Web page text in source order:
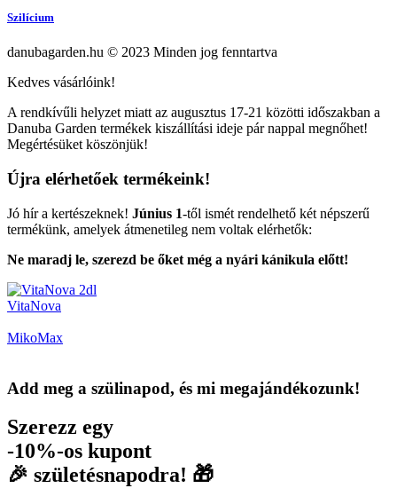
Szilícium
danubagarden.hu © 2023 Minden jog fenntartva
Kedves vásárlóink!
A rendkívűli helyzet miatt az augusztus 17-21 közötti időszakban a
Danuba Garden termékek kiszállítási ideje pár nappal megnőhet!
Megértésüket köszönjük!
Újra elérhetőek termékeink!
Jó hír a kertészeknek! Június 1-től ismét rendelhető két népszerű
termékünk, amelyek átmenetileg nem voltak elérhetők:
Ne maradj le, szerezd be őket még a nyári kánikula előtt!
VitaNova
MikoMax
Add meg a szülinapod, és mi megajándékozunk!
Szerezz egy
-10%-os kupont
🎉 születésnapodra! 🎁